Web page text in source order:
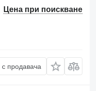
Цена при поискване
продавача